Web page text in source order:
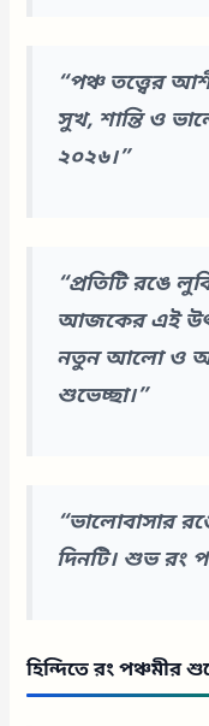
“পঞ্চ তত্ত্বের
সুখ, শান্তি ও
২০২৬।”
“প্রতিটি রঙে
আজকের এই
নতুন আলো ও
শুভেচ্ছা।”
“ভালোবাসার
দিনটি। শুভ রং
হিন্দিতে রং পঞ্চমীর